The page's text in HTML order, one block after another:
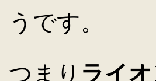
うです。
つまり ライ